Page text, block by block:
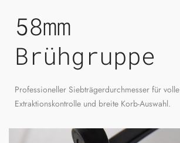
58mm
Brühgruppe
Professioneller Siebträgerdurchmesser für volle
Extraktionskontrolle und breite Korb-Auswahl.